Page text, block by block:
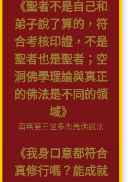
《聖者不是自己和
弟子說了算的，符
合考核印證，不是
聖者也是聖者；空
洞佛學理論與真正
的佛法是不同的領
域》
南無第三世多杰羌佛說法
《我身口意都符合
真修行嗎？能成就